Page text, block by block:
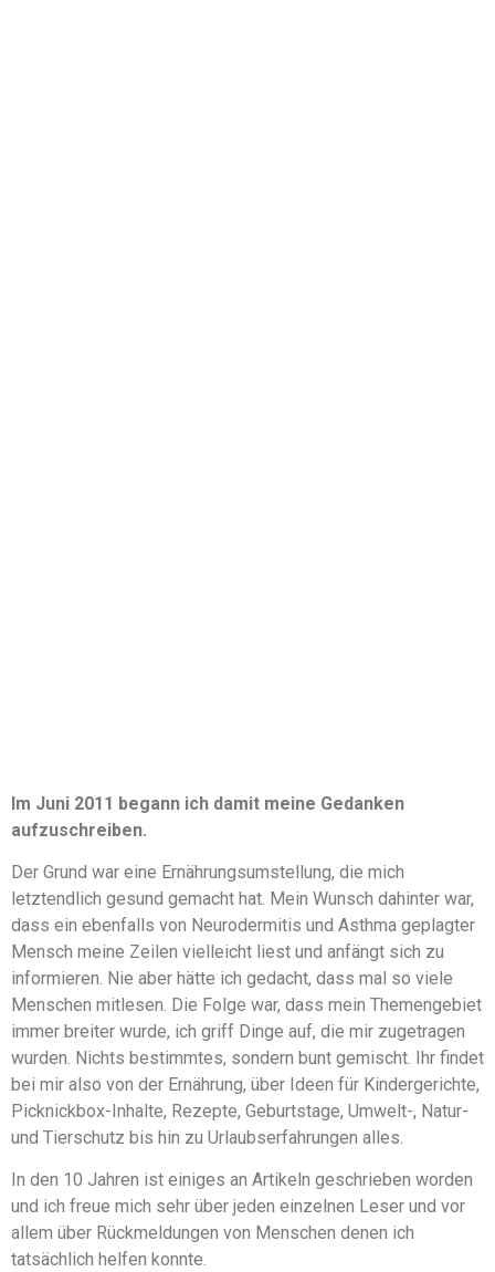
Im Juni 2011 begann ich damit meine Gedanken
aufzuschreiben.
Der Grund war eine Ernährungsumstellung, die mich
letztendlich gesund gemacht hat. Mein Wunsch dahinter war,
dass ein ebenfalls von Neurodermitis und Asthma geplagter
Mensch meine Zeilen vielleicht liest und anfängt sich zu
informieren. Nie aber hätte ich gedacht, dass mal so viele
Menschen mitlesen. Die Folge war, dass mein Themengebiet
immer breiter wurde, ich griff Dinge auf, die mir zugetragen
wurden. Nichts bestimmtes, sondern bunt gemischt. Ihr findet
bei mir also von der Ernährung, über Ideen für Kindergerichte,
Picknickbox-Inhalte, Rezepte, Geburtstage, Umwelt-, Natur-
und Tierschutz bis hin zu Urlaubserfahrungen alles.
In den 10 Jahren ist einiges an Artikeln geschrieben worden
und ich freue mich sehr über jeden einzelnen Leser und vor
allem über Rückmeldungen von Menschen denen ich
tatsächlich helfen konnte.